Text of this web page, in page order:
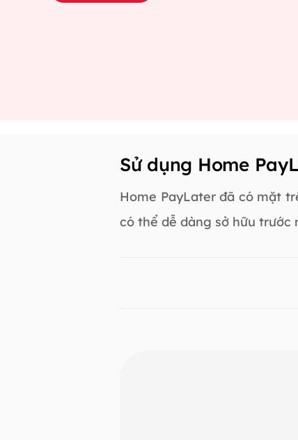
Sử dụng Home
Home PayLater đã có mặt
có thể dễ dàng sở hữu trước